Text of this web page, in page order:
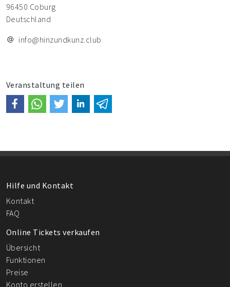
96450 Coburg
Deutschland
info@hinzundkunz.club
Veranstaltung teilen
Hilfe und Kontakt
Kontakt
FAQ
Online Tickets verkaufen
Übersicht
Funktionen
Preise
Konto erstellen